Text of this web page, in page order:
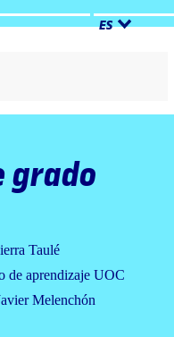
ES
grado
Taulé
de aprendizaje UOC
Melenchón